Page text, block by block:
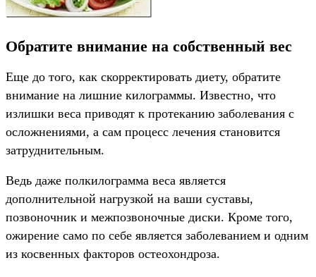
Обратите внимание на собственный вес
Еще до того, как скорректировать диету, обратите
внимание на лишние килограммы. Известно, что
излишки веса приводят к протеканию заболевания с
осложнениями, а сам процесс лечения становится
затруднительным.
Ведь даже полкилограмма веса является
дополнительной нагрузкой на ваши суставы,
позвоночник и межпозвоночные диски. Кроме того,
ожирение само по себе является заболеванием и одним
из косвенных факторов остеохондроза.